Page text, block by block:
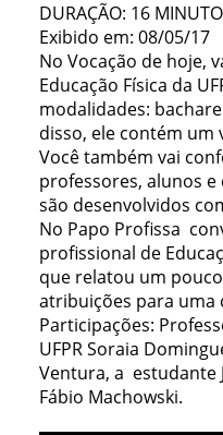
DURAÇÃO: 16
Exibido em: 08/05/17
No Vocação de hoje,
Educação Física da
modalidades:
disso, ele contém um
Você também vai
professores, alunos
são desenvolvidos
No Papo Profissa
profissional de
que relatou um
atribuições para uma
Participações:
UFPR Soraia
Ventura, a estudante
Fábio Machowski.